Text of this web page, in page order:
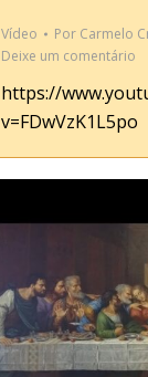
Vídeo Por Carmelo
Deixe um comentário
https://
v=FDwVzK1L5po